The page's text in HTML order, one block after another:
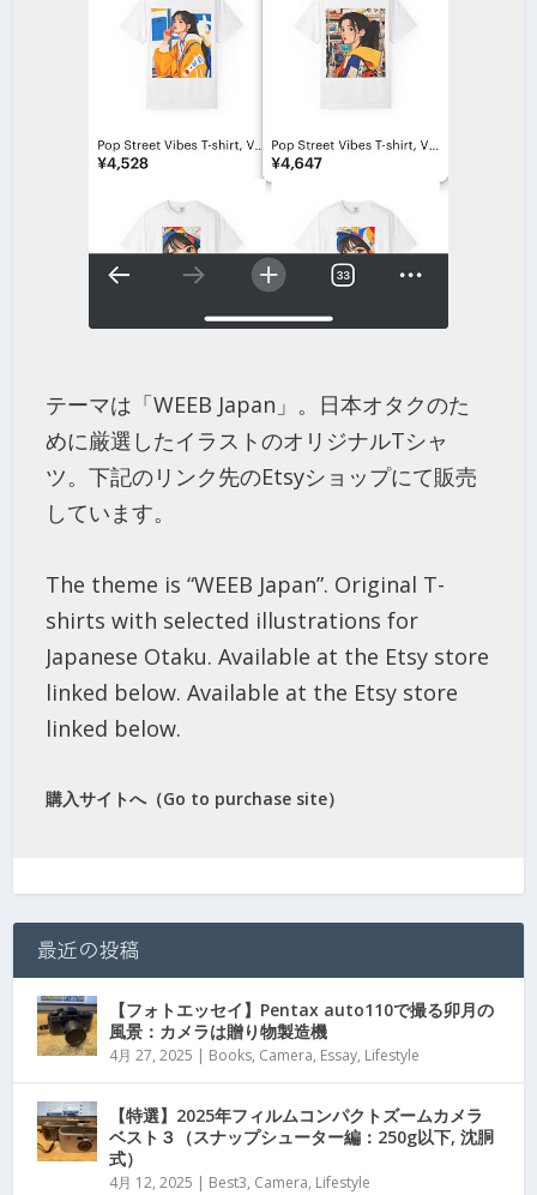
テーマは「WEEB Japan」。日本オタクのた
めに厳選したイラストのオリジナルTシャ
ツ。下記のリンク先のEtsyショップにて販売
しています。
The theme is “WEEB Japan”. Original T-
shirts with selected illustrations for
Japanese Otaku. Available at the Etsy store
linked below. Available at the Etsy store
linked below.
購入サイトへ（Go to purchase site）
最近の投稿
【フォトエッセイ】Pentax auto110で撮る卯月の
風景：カメラは贈り物製造機
4月 27, 2025 | Books, Camera, Essay, Lifestyle
【特選】2025年フィルムコンパクトズームカメラ
ベスト３（スナップシューター編：250g以下, 沈胴
式）
4月 12, 2025 | Best3, Camera, Lifestyle